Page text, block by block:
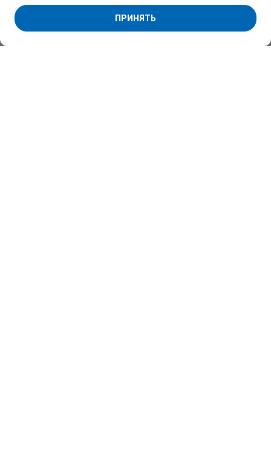
Copyright 2026 © Центр Коммерческой техники Беларусь
Минск
ПРИНЯТЬ